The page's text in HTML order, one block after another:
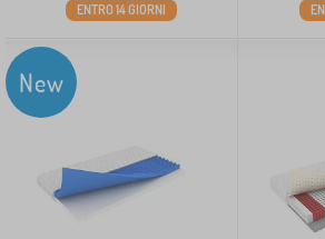
ENTRO 14 GIORNI
New